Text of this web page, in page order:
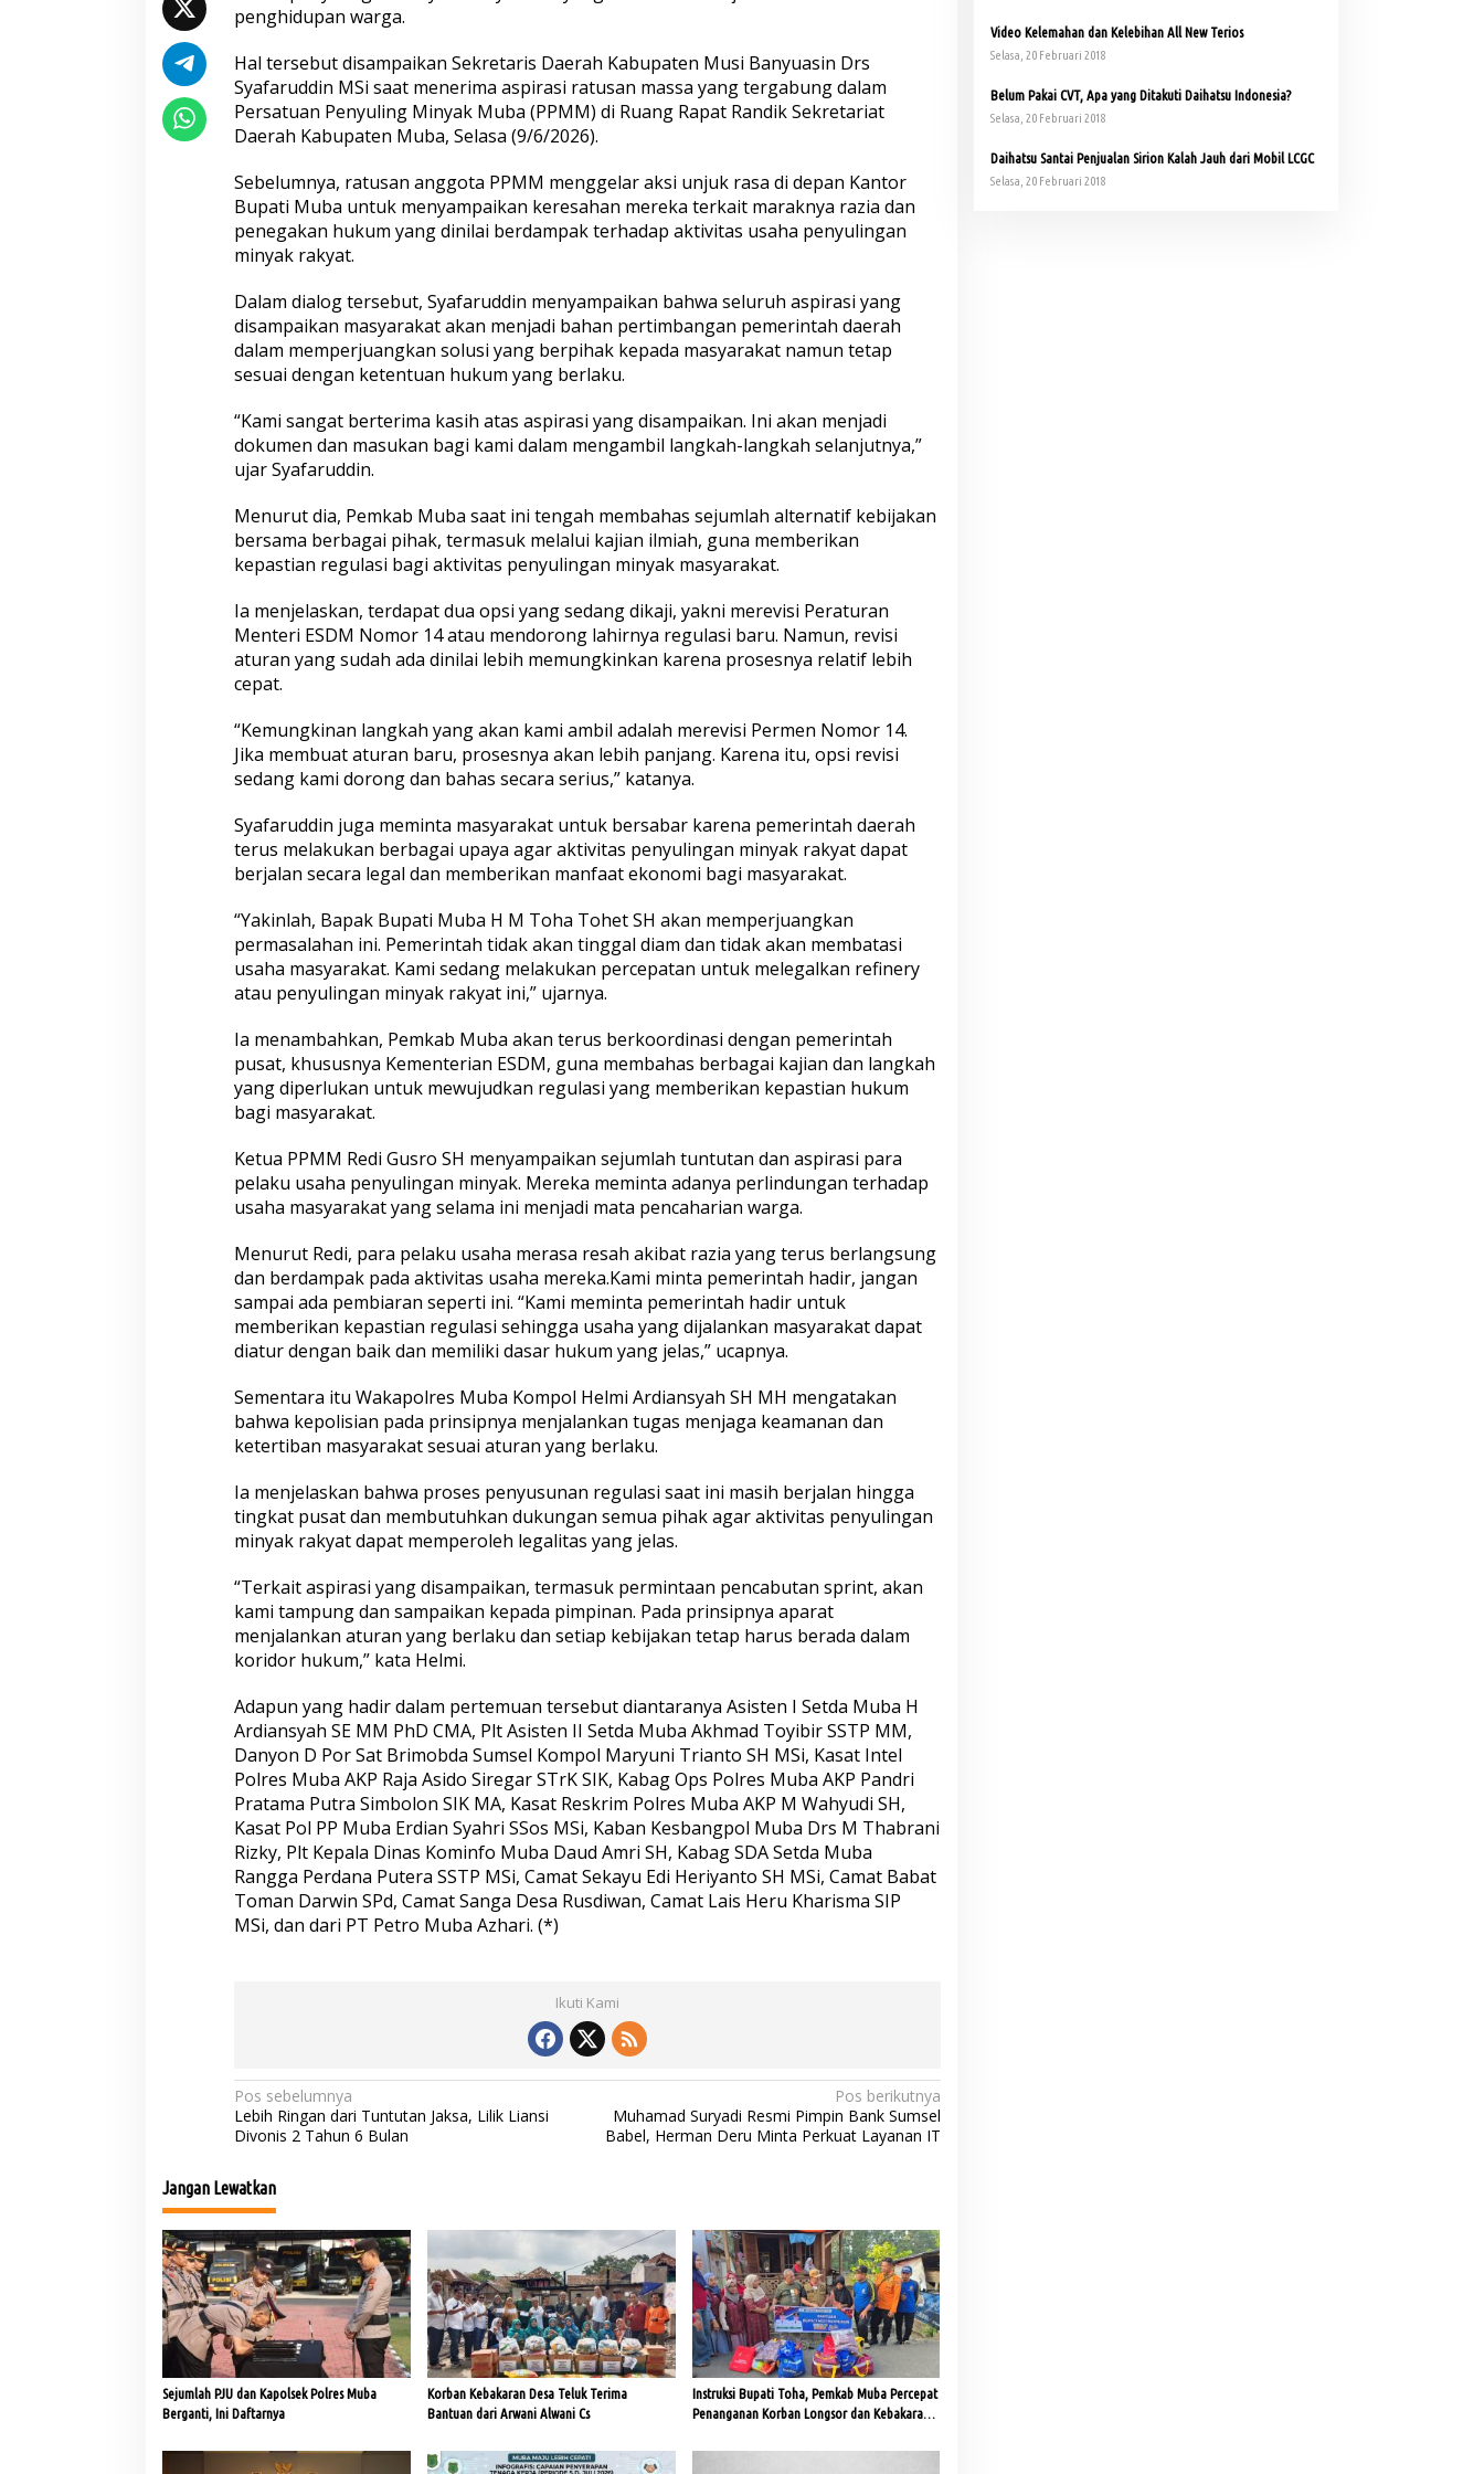
a
a
n
j
i
P
r
j
u
a
n
k
a
n
S
o
u
s
i
R
g
u
a
i
penghidupan warga.
Hal tersebut disampaikan Sekretaris Daerah Kabupaten Musi Banyuasin Drs
Syafaruddin MSi saat menerima aspirasi ratusan massa yang tergabung dalam
Persatuan Penyuling Minyak Muba (PPMM) di Ruang Rapat Randik Sekretariat
Daerah Kabupaten Muba, Selasa (9/6/2026).
Sebelumnya, ratusan anggota PPMM menggelar aksi unjuk rasa di depan Kantor
Bupati Muba untuk menyampaikan keresahan mereka terkait maraknya razia dan
penegakan hukum yang dinilai berdampak terhadap aktivitas usaha penyulingan
minyak rakyat.
Dalam dialog tersebut, Syafaruddin menyampaikan bahwa seluruh aspirasi yang
disampaikan masyarakat akan menjadi bahan pertimbangan pemerintah daerah
dalam memperjuangkan solusi yang berpihak kepada masyarakat namun tetap
sesuai dengan ketentuan hukum yang berlaku.
“Kami sangat berterima kasih atas aspirasi yang disampaikan. Ini akan menjadi
dokumen dan masukan bagi kami dalam mengambil langkah-langkah selanjutnya,”
ujar Syafaruddin.
Menurut dia, Pemkab Muba saat ini tengah membahas sejumlah alternatif kebijakan
bersama berbagai pihak, termasuk melalui kajian ilmiah, guna memberikan
kepastian regulasi bagi aktivitas penyulingan minyak masyarakat.
Ia menjelaskan, terdapat dua opsi yang sedang dikaji, yakni merevisi Peraturan
Menteri ESDM Nomor 14 atau mendorong lahirnya regulasi baru. Namun, revisi
aturan yang sudah ada dinilai lebih memungkinkan karena prosesnya relatif lebih
cepat.
“Kemungkinan langkah yang akan kami ambil adalah merevisi Permen Nomor 14.
Jika membuat aturan baru, prosesnya akan lebih panjang. Karena itu, opsi revisi
sedang kami dorong dan bahas secara serius,” katanya.
Syafaruddin juga meminta masyarakat untuk bersabar karena pemerintah daerah
terus melakukan berbagai upaya agar aktivitas penyulingan minyak rakyat dapat
berjalan secara legal dan memberikan manfaat ekonomi bagi masyarakat.
“Yakinlah, Bapak Bupati Muba H M Toha Tohet SH akan memperjuangkan
permasalahan ini. Pemerintah tidak akan tinggal diam dan tidak akan membatasi
usaha masyarakat. Kami sedang melakukan percepatan untuk melegalkan refinery
atau penyulingan minyak rakyat ini,” ujarnya.
Ia menambahkan, Pemkab Muba akan terus berkoordinasi dengan pemerintah
pusat, khususnya Kementerian ESDM, guna membahas berbagai kajian dan langkah
yang diperlukan untuk mewujudkan regulasi yang memberikan kepastian hukum
bagi masyarakat.
Ketua PPMM Redi Gusro SH menyampaikan sejumlah tuntutan dan aspirasi para
pelaku usaha penyulingan minyak. Mereka meminta adanya perlindungan terhadap
usaha masyarakat yang selama ini menjadi mata pencaharian warga.
Menurut Redi, para pelaku usaha merasa resah akibat razia yang terus berlangsung
dan berdampak pada aktivitas usaha mereka.Kami minta pemerintah hadir, jangan
sampai ada pembiaran seperti ini. “Kami meminta pemerintah hadir untuk
memberikan kepastian regulasi sehingga usaha yang dijalankan masyarakat dapat
diatur dengan baik dan memiliki dasar hukum yang jelas,” ucapnya.
Sementara itu Wakapolres Muba Kompol Helmi Ardiansyah SH MH mengatakan
bahwa kepolisian pada prinsipnya menjalankan tugas menjaga keamanan dan
ketertiban masyarakat sesuai aturan yang berlaku.
Ia menjelaskan bahwa proses penyusunan regulasi saat ini masih berjalan hingga
tingkat pusat dan membutuhkan dukungan semua pihak agar aktivitas penyulingan
minyak rakyat dapat memperoleh legalitas yang jelas.
“Terkait aspirasi yang disampaikan, termasuk permintaan pencabutan sprint, akan
kami tampung dan sampaikan kepada pimpinan. Pada prinsipnya aparat
menjalankan aturan yang berlaku dan setiap kebijakan tetap harus berada dalam
koridor hukum,” kata Helmi.
Adapun yang hadir dalam pertemuan tersebut diantaranya Asisten I Setda Muba H
Ardiansyah SE MM PhD CMA, Plt Asisten II Setda Muba Akhmad Toyibir SSTP MM,
Danyon D Por Sat Brimobda Sumsel Kompol Maryuni Trianto SH MSi, Kasat Intel
Polres Muba AKP Raja Asido Siregar STrK SIK, Kabag Ops Polres Muba AKP Pandri
Pratama Putra Simbolon SIK MA, Kasat Reskrim Polres Muba AKP M Wahyudi SH,
Kasat Pol PP Muba Erdian Syahri SSos MSi, Kaban Kesbangpol Muba Drs M Thabrani
Rizky, Plt Kepala Dinas Kominfo Muba Daud Amri SH, Kabag SDA Setda Muba
Rangga Perdana Putera SSTP MSi, Camat Sekayu Edi Heriyanto SH MSi, Camat Babat
Toman Darwin SPd, Camat Sanga Desa Rusdiwan, Camat Lais Heru Kharisma SIP
MSi, dan dari PT Petro Muba Azhari. (*)
Ikuti Kami
N
a
i
g
a
s
i
p
o
s
Pos sebelumnya
Lebih Ringan dari Tuntutan Jaksa, Lilik Liansi
Divonis 2 Tahun 6 Bulan
Pos berikutnya
Muhamad Suryadi Resmi Pimpin Bank Sumsel
Babel, Herman Deru Minta Perkuat Layanan IT
Jangan Lewatkan
Sejumlah PJU dan Kapolsek Polres Muba
Berganti, Ini Daftarnya
Korban Kebakaran Desa Teluk Terima
Bantuan dari Arwani Alwani Cs
Instruksi Bupati Toha, Pemkab Muba Percepat
Penanganan Korban Longsor dan Kebakaran
Video Kelemahan dan Kelebihan All New Terios
Selasa, 20 Februari 2018
Belum Pakai CVT, Apa yang Ditakuti Daihatsu Indonesia?
Selasa, 20 Februari 2018
Daihatsu Santai Penjualan Sirion Kalah Jauh dari Mobil LCGC
Selasa, 20 Februari 2018